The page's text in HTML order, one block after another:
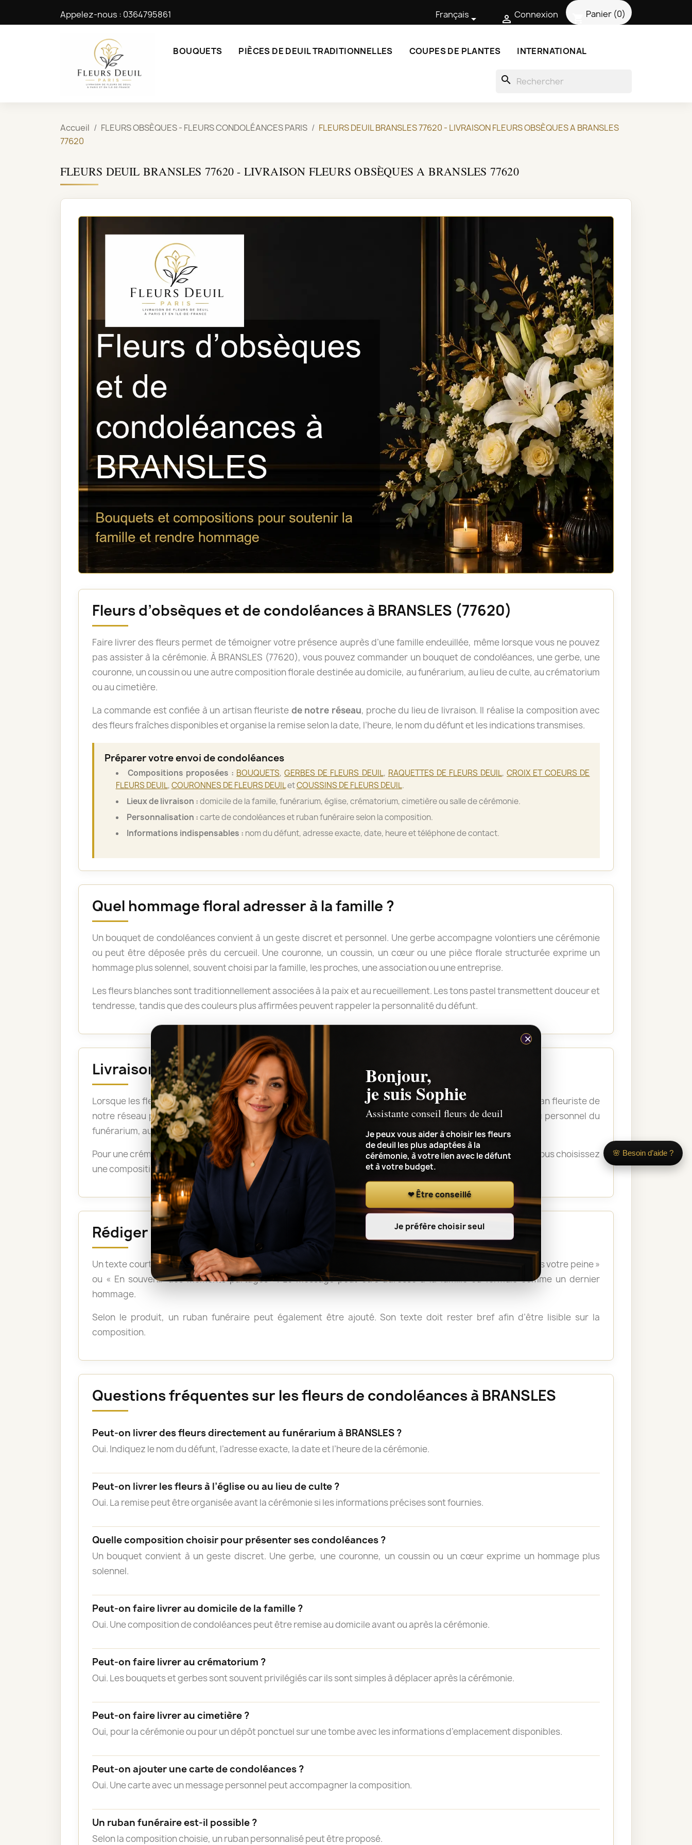
Appelez-nous : 0364795861 Français  Connexion Panier (0)
BOUQUETS PIÈCES DE DEUIL TRADITIONNELLES COUPES DE PLANTES INTERNATIONAL
search
Accueil FLEURS OBSÈQUES - FLEURS CONDOLÉANCES PARIS
FLEURS DEUIL BRANSLES 77620 - LIVRAISON FLEURS OBSÈQUES A BRANSLES
77620
FLEURS DEUIL BRANSLES 77620 - LIVRAISON FLEURS OBSÈQUES A BRANSLES 77620
Fleurs d’obsèques et de condoléances à BRANSLES (77620)
Faire livrer des fleurs permet de témoigner votre présence auprès d’une famille endeuillée, même lorsque vous ne pouvez
pas assister à la cérémonie. À BRANSLES (77620), vous pouvez commander un bouquet de condoléances, une gerbe, une
couronne, un coussin ou une autre composition florale destinée au domicile, au funérarium, au lieu de culte, au crématorium
ou au cimetière.
La commande est confiée à un artisan fleuriste de notre réseau, proche du lieu de livraison. Il réalise la composition avec
des fleurs fraîches disponibles et organise la remise selon la date, l’heure, le nom du défunt et les indications transmises.
Préparer votre envoi de condoléances
Compositions proposées : BOUQUETS,GERBES DE FLEURS DEUIL, RAQUETTES DE FLEURS DEUIL,CROIX ET COEURS DE
FLEURS DEUIL,COURONNES DE FLEURS DEUILetCOUSSINS DE FLEURS DEUIL.
Lieux de livraison :domicile de la famille, funérarium, église, crématorium, cimetière ou salle de cérémonie.
Personnalisation :carte de condoléances et ruban funéraire selon la composition.
Informations indispensables : nom du défunt, adresse exacte, date, heure et téléphone de contact.
Quel hommage floral adresser à la famille ?
Un bouquet de condoléances convient à un geste discret et personnel. Une gerbe accompagne volontiers une cérémonie
ou peut être déposée près du cercueil. Une couronne, un coussin, un cœur ou une pièce florale structurée exprime un
hommage plus solennel, souvent choisi par la famille, les proches, une association ou une entreprise.
Les fleurs blanches sont traditionnellement associées à la paix et au recueillement. Les tons pastel transmettent douceur et
tendresse, tandis que des couleurs plus affirmées peuvent rappeler la personnalité du défunt.
Livraison avant la cérémonie
Lorsque les fleurs doivent être présentes pour les obsèques, indiquez précisément l’horaire et le lieu. L’artisan fleuriste de
notre réseau peut ainsi organiser la livraison avant le début de la cérémonie et remettre la composition au personnel du
funérarium, aux pompes funèbres, au lieu de culte ou au point de rendez-vous indiqué.
Pour une crémation, les bouquets et les gerbes sont généralement faciles à déplacer après la cérémonie. Si vous choisissez
une composition montée sur support, il peut être utile de vérifier les consignes du crématorium.
Rédiger un message de condoléances
Un texte court et sincère suffit : « Sincères condoléances », « Avec toute notre affection », « Nous partageons votre peine »
ou « En souvenir des moments partagés ». Le message peut être adressé à la famille ou formulé comme un dernier
hommage.
Selon le produit, un ruban funéraire peut également être ajouté. Son texte doit rester bref afin d’être lisible sur la
composition.
Questions fréquentes sur les fleurs de condoléances à BRANSLES
Peut-on livrer des fleurs directement au funérarium à BRANSLES ?
Oui. Indiquez le nom du défunt, l’adresse exacte, la date et l’heure de la cérémonie.
Peut-on livrer les fleurs à l’église ou au lieu de culte ?
Oui. La remise peut être organisée avant la cérémonie si les informations précises sont fournies.
Quelle composition choisir pour présenter ses condoléances ?
Un bouquet convient à un geste discret. Une gerbe, une couronne, un coussin ou un cœur exprime un hommage plus
solennel.
Peut-on faire livrer au domicile de la famille ?
Oui. Une composition de condoléances peut être remise au domicile avant ou après la cérémonie.
Peut-on faire livrer au crématorium ?
Oui. Les bouquets et gerbes sont souvent privilégiés car ils sont simples à déplacer après la cérémonie.
Peut-on faire livrer au cimetière ?
Oui, pour la cérémonie ou pour un dépôt ponctuel sur une tombe avec les informations d’emplacement disponibles.
Peut-on ajouter une carte de condoléances ?
Oui. Une carte avec un message personnel peut accompagner la composition.
Un ruban funéraire est-il possible ?
Selon la composition choisie, un ruban personnalisé peut être proposé.
🌸 Besoin d’aide ?
×
Bonjour,
je suis Sophie
Assistante conseil fleurs de deuil
Je peux vous aider à choisir les fleurs
de deuil les plus adaptées à la
cérémonie, à votre lien avec le défunt
et à votre budget.
❤ Être conseillé
Je préfère choisir seul